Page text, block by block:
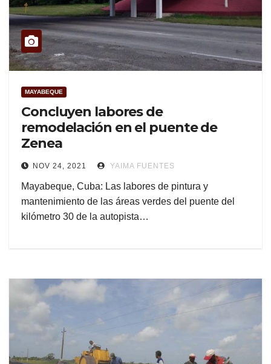
MAYABEQUE
Concluyen labores de
remodelación en el puente de
Zenea
NOV 24, 2021 YAIMA FUENTES
Mayabeque, Cuba: Las labores de pintura y
mantenimiento de las áreas verdes del puente del
kilómetro 30 de la autopista…